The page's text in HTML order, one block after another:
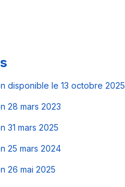
disponible le 13 octobre 2025
28 mars 2023
31 mars 2025
25 mars 2024
26 mai 2025